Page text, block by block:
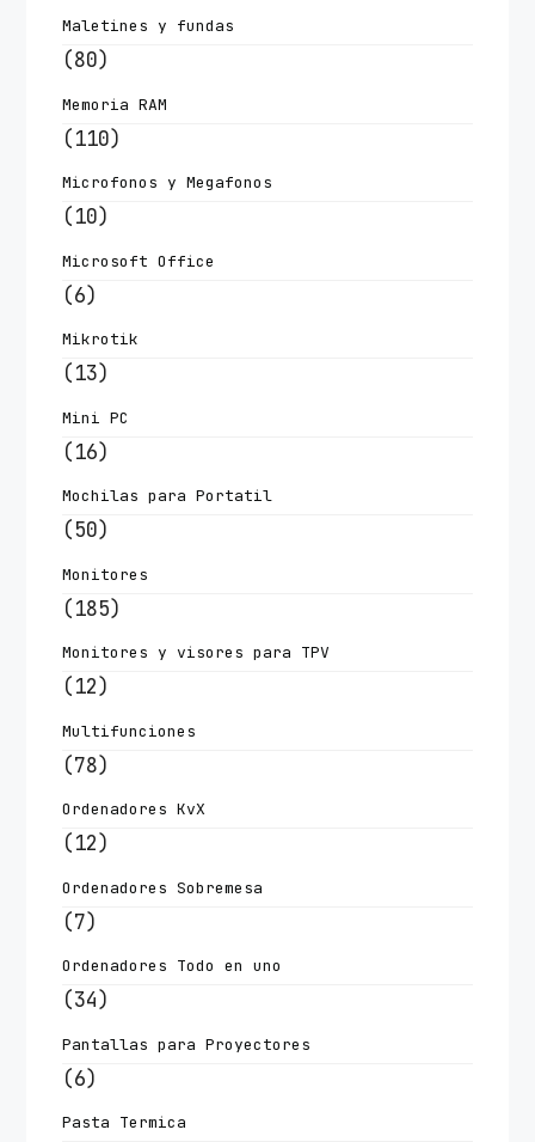
Maletines y fundas
(80)
Memoria RAM
(110)
Microfonos y Megafonos
(10)
Microsoft Office
(6)
Mikrotik
(13)
Mini PC
(16)
Mochilas para Portatil
(50)
Monitores
(185)
Monitores y visores para TPV
(12)
Multifunciones
(78)
Ordenadores KvX
(12)
Ordenadores Sobremesa
(7)
Ordenadores Todo en uno
(34)
Pantallas para Proyectores
(6)
Pasta Termica